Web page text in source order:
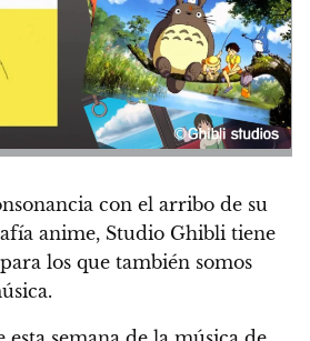
con el arribo de su
anime, Studio Ghibli tiene
los que también somos